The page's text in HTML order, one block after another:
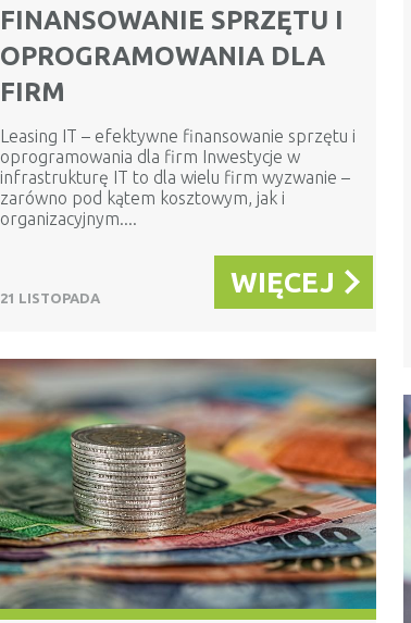
FINANSOWANIE SPRZĘTU I
OPROGRAMOWANIA DLA
FIRM
Leasing IT – efektywne finansowanie sprzętu i
oprogramowania dla firm Inwestycje w
infrastrukturę IT to dla wielu firm wyzwanie –
zarówno pod kątem kosztowym, jak i
organizacyjnym....
21 LISTOPADA WIĘCEJ